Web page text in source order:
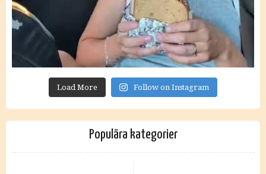
Load More Follow on Instagram
Populära kategorier